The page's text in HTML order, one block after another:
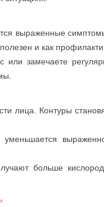
выраженные
и как
или замечаете
лица. Контуры
больше